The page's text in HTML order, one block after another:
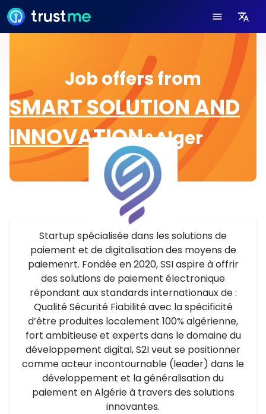
Job offers from
SMART SOLUTION AND
INNOVATION Alger
Startup spécialisée dans les solutions de
paiement et de digitalisation des moyens de
paiemenrt. Fondée en 2020, SSI aspire à offrir
des solutions de paiement électronique
répondant aux standards internationaux de :
Qualité Sécurité Fiabilité avec la spécificité
d’être produites localement 100% algérienne,
fort ambitieuse et experts dans le domaine du
développement digital, S2I veut se positionner
comme acteur incontournable (leader) dans le
développement et la généralisation du
paiement en Algérie à travers des solutions
innovantes.